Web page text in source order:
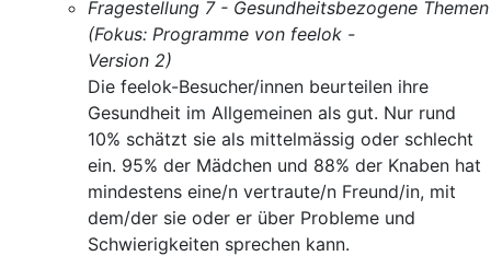
Fragestellung 7 - Gesundheitsbezogene Themen
(Fokus: Programme von feelok -
Version 2)
Die feelok-Besucher/innen beurteilen ihre
Gesundheit im Allgemeinen als gut. Nur rund
10% schätzt sie als mittelmässig oder schlecht
ein. 95% der Mädchen und 88% der Knaben hat
mindestens eine/n vertraute/n Freund/in, mit
dem/der sie oder er über Probleme und
Schwierigkeiten sprechen kann.